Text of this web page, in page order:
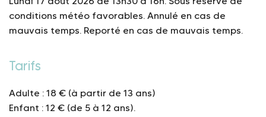
conditions météo favorables. Annulé en cas de
mauvais temps. Reporté en cas de mauvais temps.
Tarifs
Adulte : 18 € (à partir de 13 ans)
Enfant : 12 € (de 5 à 12 ans).